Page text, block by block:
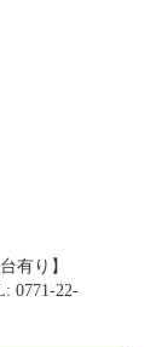
有り】
0771-22-